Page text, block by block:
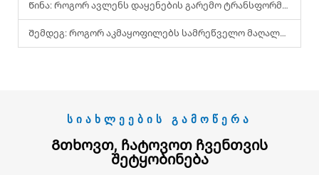
Წინა: Როგორ ავლენს დაყენების გარემო ტრანსფორმატორის სიზუსტეს
Შემდეგ: Როგორ აკმაყოფილებს სამრეწველო მაღალი ძაბვის სისტემები თანამედროვე უსაფრთხოების მოთხოვნებს?
ᲡᲘᲐᲮᲚᲔᲔᲑᲘᲡ ᲒᲐᲛᲝᲬᲔᲠᲐ
Გთხოვთ, Ჩატოვოთ Ჩვენთვის
Შეტყობინება